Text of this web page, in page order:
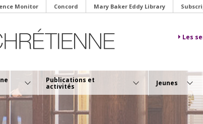
Monitor Concord Mary Baker Eddy Library
Les
Publications et
activités Jeunes